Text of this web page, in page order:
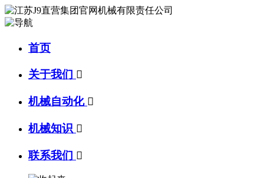
首页
关于我们 
机械自动化 
机械知识 
联系我们 